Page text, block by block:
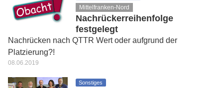
Mittelfranken-Nord
Nachrückerreihenfolge
festgelegt
Nachrücken nach QTTR Wert oder aufgrund der
Platzierung?!
08.06.2019
Sonstiges